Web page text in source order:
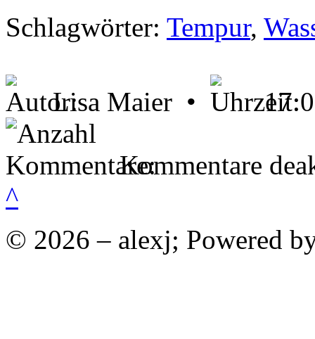
Schlagwörter: Tempur,
Lisa Maier •
Kommentare
^
© 2026 – alexj; Powered